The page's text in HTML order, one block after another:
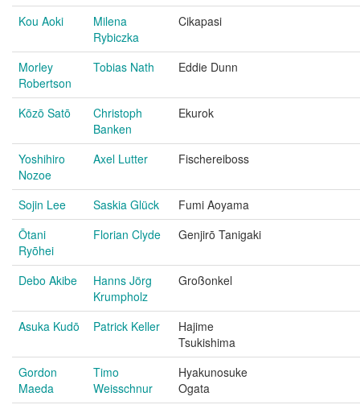
Kou Aoki
Milena
Rybiczka
Cikapasi
Morley
Robertson
Tobias Nath Eddie Dunn
Kōzō Satō
Christoph
Banken
Ekurok
Yoshihiro
Nozoe
Axel Lutter Fischereiboss
Sojin Lee Saskia Glück
Fumi Aoyama
Ōtani
Ryōhei
Florian Clyde Genjirō Tanigaki
Debo Akibe
Hanns Jörg
Krumpholz
Großonkel
Asuka Kudō Patrick Keller
Hajime
Tsukishima
Gordon
Maeda
Timo
Weisschnur
Hyakunosuke
Ogata